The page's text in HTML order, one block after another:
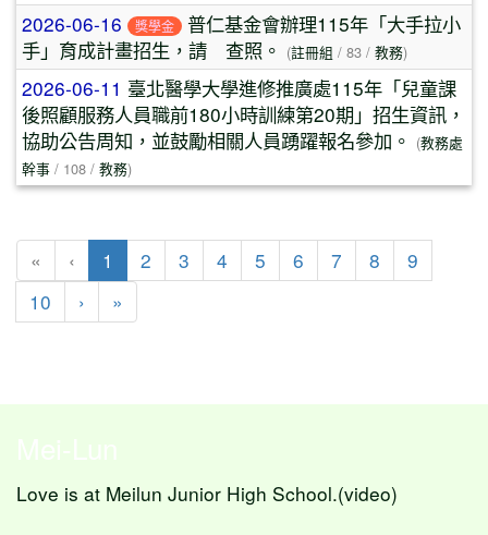
2026-06-16 獎學金
普仁基金會辦理115年「大手拉小
手」育成計畫招生，請 查照。 (註冊組 / 83 / 教務)
2026-06-11 臺北醫學大學進修推廣處115年「兒童課
後照顧服務人員職前180小時訓練第20期」招生資訊，
協助公告周知，並鼓勵相關人員踴躍報名參加。 (教務處
幹事 / 108 / 教務)
« ‹ 1 (目前頁次)
2 3 4 5 6 7 8
9
10
› 下一頁
»
Mei-Lun
Love is at Meilun Junior High School.(video)